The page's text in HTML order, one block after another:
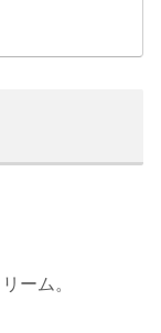
ーム。